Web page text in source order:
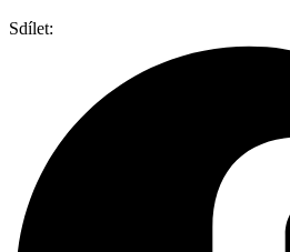
Sdílet: